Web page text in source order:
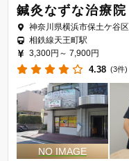
鍼灸なずな治療院
神奈川県横浜市保土ケ谷
相鉄線天王町駅
3,300円～ 7,900円
4.38 (3件)